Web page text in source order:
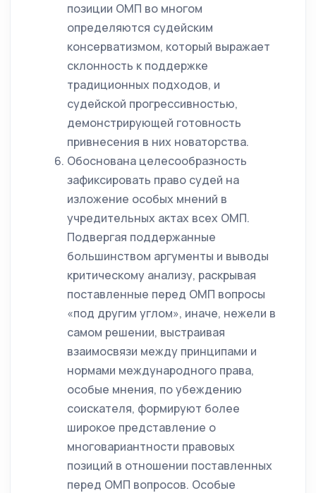
позиции ОМП во многом
определяются судейским
консерватизмом, который выражает
склонность к поддержке
традиционных подходов, и
судейской прогрессивностью,
демонстрирующей готовность
привнесения в них новаторства.
Обоснована целесообразность
зафиксировать право судей на
изложение особых мнений в
учредительных актах всех ОМП.
Подвергая поддержанные
большинством аргументы и выводы
критическому анализу, раскрывая
поставленные перед ОМП вопросы
«под другим углом», иначе, нежели в
самом решении, выстраивая
взаимосвязи между принципами и
нормами международного права,
особые мнения, по убеждению
соискателя, формируют более
широкое представление о
многовариантности правовых
позиций в отношении поставленных
перед ОМП вопросов. Особые